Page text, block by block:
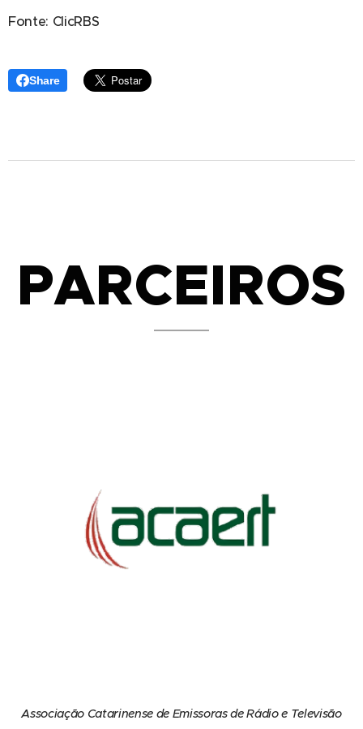
Fonte: ClicRBS
Share
PARCEIROS
Associação Catarinense de Emissoras de Rádio e Televisão